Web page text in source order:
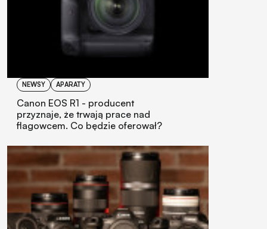
NEWSY APARATY
Canon EOS R1 - producent
przyznaje, że trwają prace nad
flagowcem. Co będzie oferował?